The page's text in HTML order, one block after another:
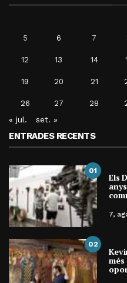
5 6 7
12 13 14
19 20 21
26 27 28
« jul. set. »
ENTRADES RECENTS
01
Els
7,
02